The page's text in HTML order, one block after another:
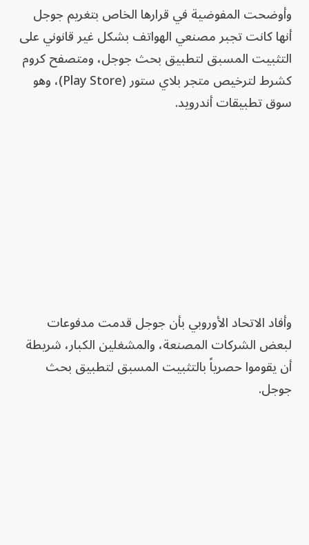
وأوضحت المفوضية في قرارها الخاص بتغريم جوجل
أنها كانت تجبر مصنعي الهواتف بشكل غير قانوني على
التثبيت المسبق لتطبيق بحث جوجل، ومتصفح كروم
كشرط لترخيص متجر بلاي ستور (Play Store)، وهو
سوق تطبيقات أندرويد.
وأفاد الاتحاد الأوروبي بأن جوجل قدمت مدفوعات
لبعض الشركات المصنعة، والمشغلين الكبار، شريطة
أن يقوموا حصرياً بالتثبيت المسبق لتطبيق بحث
جوجل.